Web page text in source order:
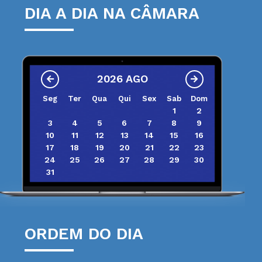
DIA A DIA NA CÂMARA
2026 AGO
Seg Ter Qua Qui Sex Sab Dom
1
2
3
4 5 6 7 8
9
10
11 12 13 14 15
16
17
18 19 20 21 22
23
24
25 26 27 28 29
30
31
ORDEM DO DIA